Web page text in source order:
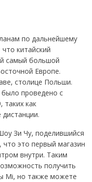
по дальнейшему
китайский
самый большой
Европе.
столице Польши.
проведено с
как
Зи Чу, поделившийся
это первый магазин
внутри. Таким
получить
Mi, но также можете